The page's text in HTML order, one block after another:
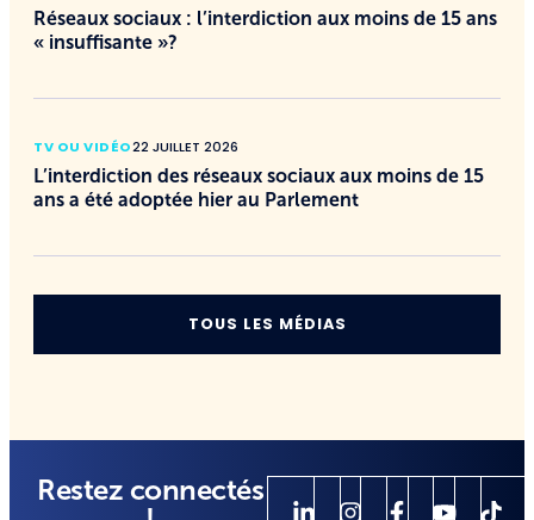
Réseaux sociaux : l’interdiction aux moins de 15 ans
« insuffisante »?
TV OU VIDÉO22 JUILLET 2026
L’interdiction des réseaux sociaux aux moins de 15
ans a été adoptée hier au Parlement
TOUS LES MÉDIAS
Restez connectés